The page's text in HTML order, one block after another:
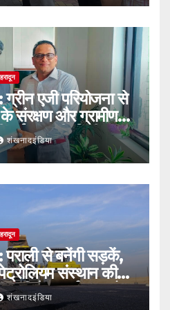
एजी परियोजना से
संरक्षण और ग्रामीण
नई मजबूती: दिलीप
शंखनादइंडिया
से बनेंगी सड़कें,
संस्थान की
मिलेगा पर्यावरण को
शंखनादइंडिया